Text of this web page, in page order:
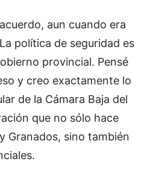
aun cuando era
política de seguridad es
provincial. Pensé
y creo exactamente lo
de la Cámara Baja del
que no sólo hace
Granados, sino también